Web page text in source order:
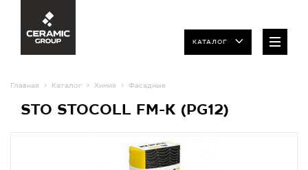
КАТАЛОГ
Главная Каталог Химия Фасадные
STO STOCOLL FM-K (PG12)